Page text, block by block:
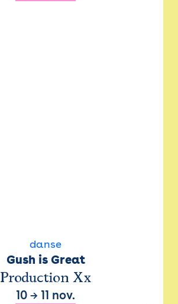
danse
Gush is Great
Production Xx
10 → 11 nov.